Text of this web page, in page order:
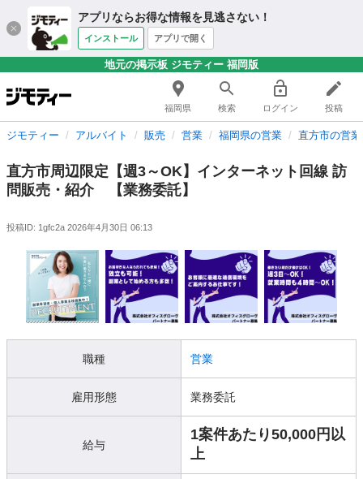
アプリならお得な情報を見逃さない！
インストール アプリで開く
地元の掲示板 ジモティー 福岡版
福岡県 検索 ログイン 投稿
ジモティー アルバイト 販売 営業 福岡県の営業 直方市の営業
直方市周辺限定【週3～OK】インターネット回線 訪
問販売・紹介 【業務委託】
投稿ID: 1gfc2a 2026年4月30日 06:13
職種 営業
雇用形態 業務委託
給与
1案件あたり50,000円以
上